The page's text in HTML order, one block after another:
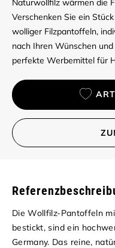
Naturwollfilz wärmen die
Verschenken Sie ein
wolliger Filzpantoffeln,
nach Ihren Wünschen
perfekte Werbemittel für
Die Wollfilz-Pantoffeln
bestickt, sind ein
Germany. Das reine,